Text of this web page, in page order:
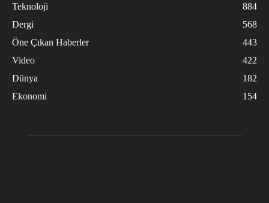
Teknoloji
884
Dergi
568
Öne Çıkan Haberler
443
Video
422
Dünya
182
Ekonomi
154